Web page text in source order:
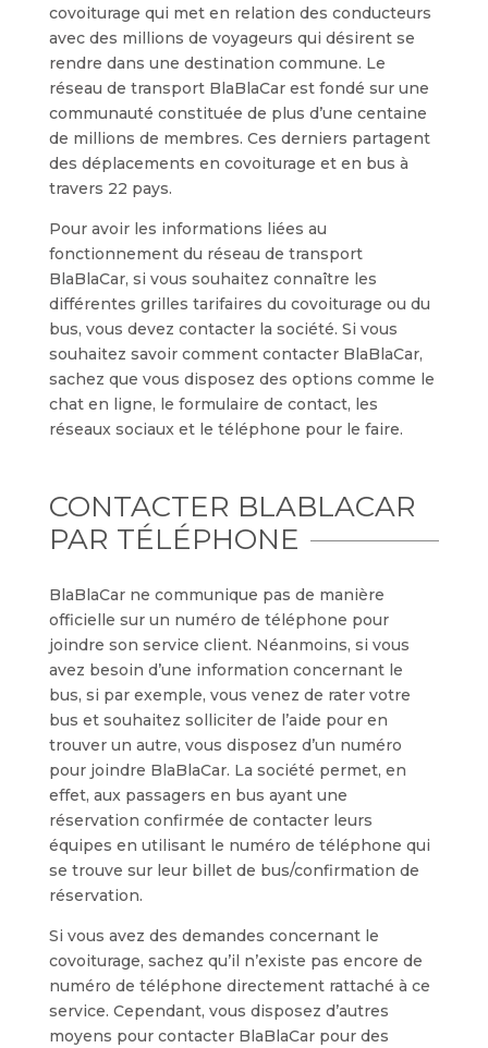
covoiturage qui met en relation des conducteurs
avec des millions de voyageurs qui désirent se
rendre dans une destination commune. Le
réseau de transport BlaBlaCar est fondé sur une
communauté constituée de plus d’une centaine
de millions de membres. Ces derniers partagent
des déplacements en covoiturage et en bus à
travers 22 pays.
Pour avoir les informations liées au
fonctionnement du réseau de transport
BlaBlaCar, si vous souhaitez connaître les
différentes grilles tarifaires du covoiturage ou du
bus, vous devez contacter la société. Si vous
souhaitez savoir comment contacter BlaBlaCar,
sachez que vous disposez des options comme le
chat en ligne, le formulaire de contact, les
réseaux sociaux et le téléphone pour le faire.
CONTACTER BLABLACAR
PAR TÉLÉPHONE
BlaBlaCar ne communique pas de manière
officielle sur un numéro de téléphone pour
joindre son service client. Néanmoins, si vous
avez besoin d’une information concernant le
bus, si par exemple, vous venez de rater votre
bus et souhaitez solliciter de l’aide pour en
trouver un autre, vous disposez d’un numéro
pour joindre BlaBlaCar. La société permet, en
effet, aux passagers en bus ayant une
réservation confirmée de contacter leurs
équipes en utilisant le numéro de téléphone qui
se trouve sur leur billet de bus/confirmation de
réservation.
Si vous avez des demandes concernant le
covoiturage, sachez qu’il n’existe pas encore de
numéro de téléphone directement rattaché à ce
service. Cependant, vous disposez d’autres
moyens pour contacter BlaBlaCar pour des